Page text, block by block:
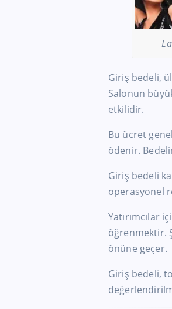
Giriş bedeli,
Salonun
etkilidir.
Bu ücret
ödenir.
Giriş bedeli
operasyonel
Yatırımcılar
öğrenmektir.
önüne geçer.
Giriş bedeli,